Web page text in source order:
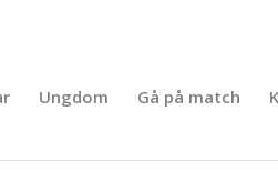
Ungdom Gå på match